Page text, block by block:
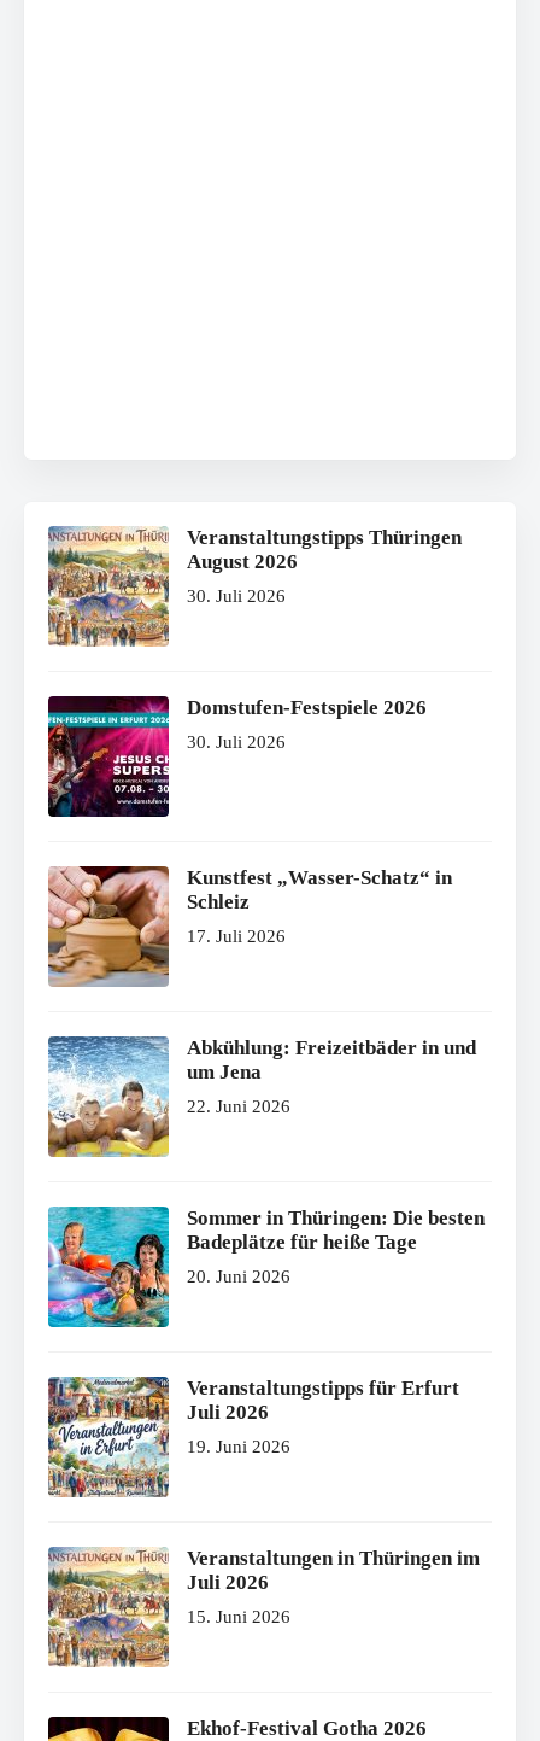
Veranstaltungstipps Thüringen
August 2026
30. Juli 2026
Domstufen-Festspiele 2026
30. Juli 2026
Kunstfest „Wasser-Schatz“ in
Schleiz
17. Juli 2026
Abkühlung: Freizeitbäder in und
um Jena
22. Juni 2026
Sommer in Thüringen: Die besten
Badeplätze für heiße Tage
20. Juni 2026
Veranstaltungstipps für Erfurt
Juli 2026
19. Juni 2026
Veranstaltungen in Thüringen im
Juli 2026
15. Juni 2026
Ekhof-Festival Gotha 2026